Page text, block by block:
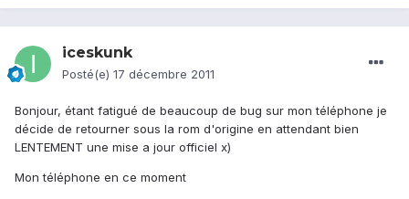
iceskunk
Posté(e) 17 décembre 2011
Bonjour, étant fatigué de beaucoup de bug sur mon téléphone je
décide de retourner sous la rom d'origine en attendant bien
LENTEMENT une mise a jour officiel x)
Mon téléphone en ce moment